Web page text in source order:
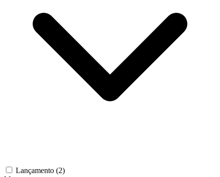
Lançamento (2)